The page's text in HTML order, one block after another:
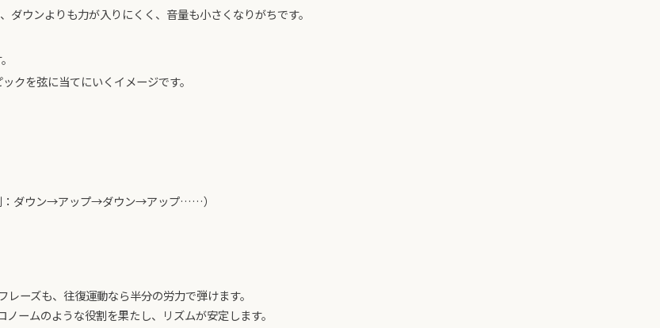
ウンよりも力が入りにくく、音量も小さくなりがちです。
クを弦に当てにいくイメージです。
：ダウン→アップ→ダウン→アップ……）
レーズも、往復運動なら半分の労力で弾けます。
ームのような役割を果たし、リズムが安定します。